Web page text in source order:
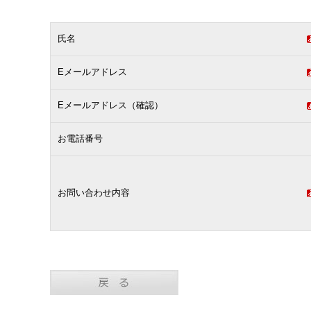
氏名
Eメールアドレス
Eメールアドレス（確認）
お電話番号
お問い合わせ内容